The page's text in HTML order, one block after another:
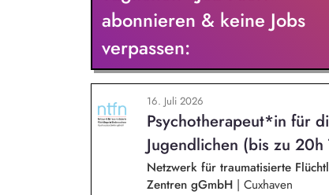
Stiftungsprogrammatik.
abonnieren & keine Jobs
verpassen:
16. Juli 2026
Psychotherapeut*in für
Jugendlichen (bis zu 20h
Netzwerk für traumatisierte
Zentren gGmbH | Cuxhaven